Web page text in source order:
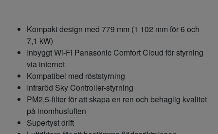
Kompakt design med 779 mm (1 102 mm för 6 och
7,1 kW)
Inbyggt Wi-Fi Panasonic Comfort Cloud för styrning
via internet
Kompatibel med röststyrning
Infraröd Sky Controller-styrning
PM2,5-filter för att skapa en ren och behaglig kvalitet
på inomhusluften
Supertyst drift